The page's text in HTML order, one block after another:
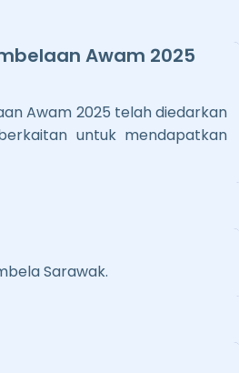
Awam 2025
Awam 2025 telah diedarkan
untuk mendapatkan
Sarawak.